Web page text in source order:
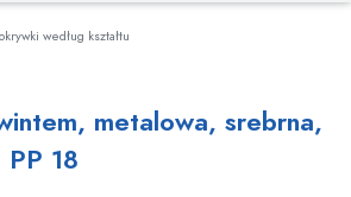
według kształtu
metalowa, srebrna,
18